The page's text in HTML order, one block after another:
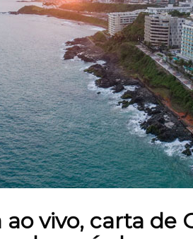
ao vivo, carta de